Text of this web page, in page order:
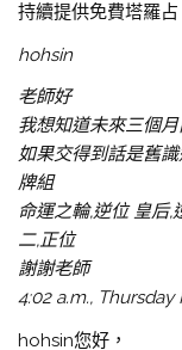
持續提供免費塔羅
hohsin
老師好
我想知道未來三個
如果交得到話是舊
牌組
命運之輪,逆位 皇后
二,正位
謝謝老師
4:02 a.m., Thursday
hohsin您好，